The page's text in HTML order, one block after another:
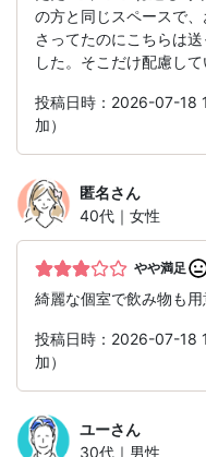
の方と同じスペースで
さってたのにこちらは
した。そこだけ配慮し
投稿日時：2026-07-18
加）
匿名さん
40代｜女性
やや満足
綺麗な個室で飲み物も用
投稿日時：2026-07-18
加）
ユーさん
30代｜男性